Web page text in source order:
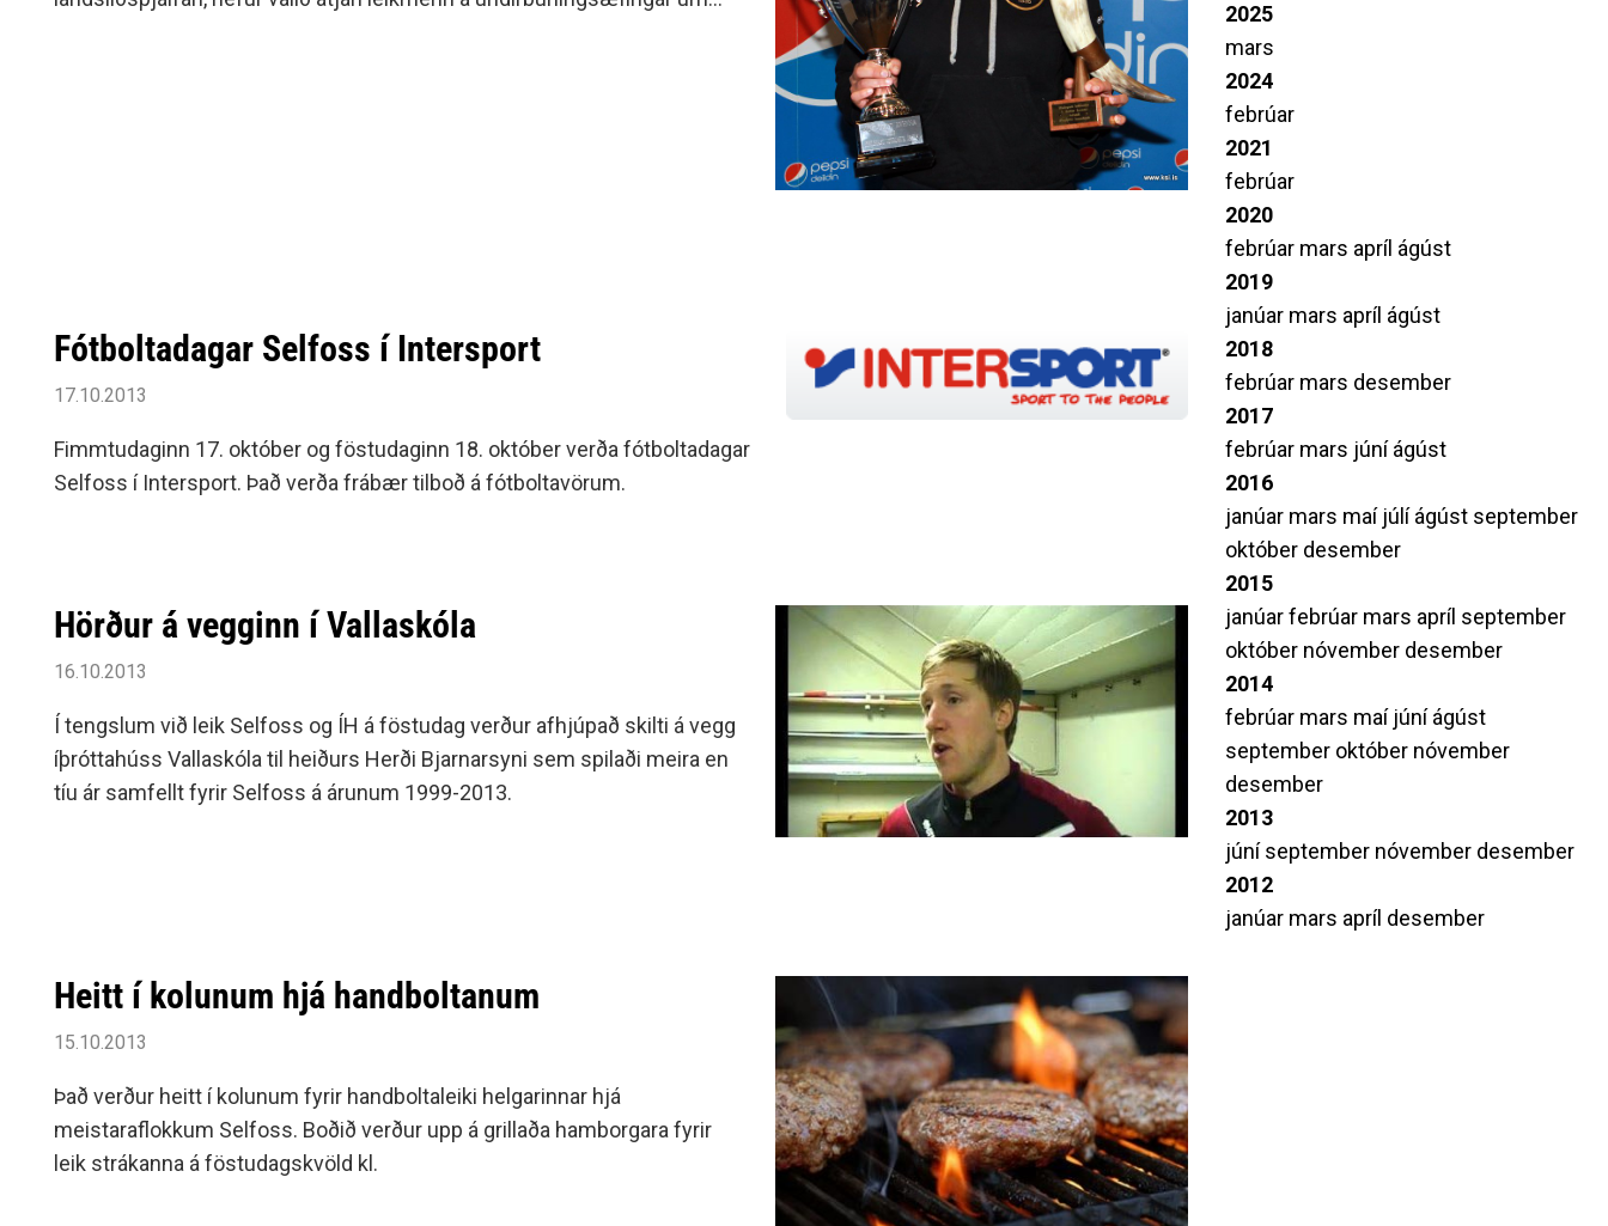
Siðareglur Umf. Selfoss
minjanefndar
Fótboltadagar Selfoss í Intersport
17.10.2013
Fimmtudaginn 17. október og föstudaginn 18. október verða fótboltadagar
Selfoss í Intersport. Það verða frábær tilboð á fótboltavörum.
Hörður á vegginn í Vallaskóla
16.10.2013
Í tengslum við leik Selfoss og ÍH á föstudag verður afhjúpað skilti á vegg
íþróttahúss Vallaskóla til heiðurs Herði Bjarnarsyni sem spilaði meira en
tíu ár samfellt fyrir Selfoss á árunum 1999-2013.
Heitt í kolunum hjá handboltanum
15.10.2013
Það verður heitt í kolunum fyrir handboltaleiki helgarinnar hjá
meistaraflokkum Selfoss. Boðið verður upp á grillaða hamborgara fyrir
leik strákanna á föstudagskvöld kl.
2025
mars
2024
febrúar
2021
febrúar
2020
febrúar mars apríl ágúst
2019
janúar mars apríl ágúst
2018
febrúar mars desember
2017
febrúar mars júníágúst
2016
janúar mars maí júlíágúst september
október desember
2015
janúarfebrúar mars apríl september
október nóvember desember
2014
febrúar mars maí júníágúst
september október nóvember
desember
2013
júníseptember nóvember desember
2012
janúar mars apríl desember